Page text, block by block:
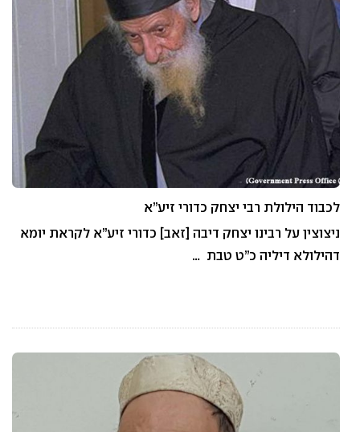
לכבוד הילולת רבי יצחק כדורי זיע”א
ניצוצין על רבינו יצחק דיבה [זאב] כדורי זיע”א לקראת יומא
דהילולא דיליה כ”ט טבת …